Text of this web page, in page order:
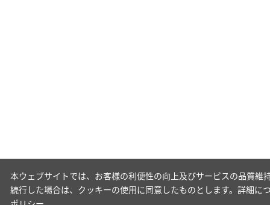
本ウェブサイトでは、お客様の利便性の向上及びサービスの品質
続行した場合は、クッキーの使用に同意したものとします。詳細